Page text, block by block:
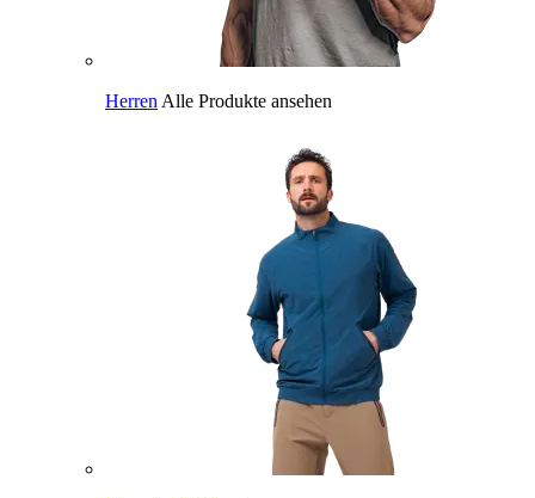
Herren Alle Produkte ansehen